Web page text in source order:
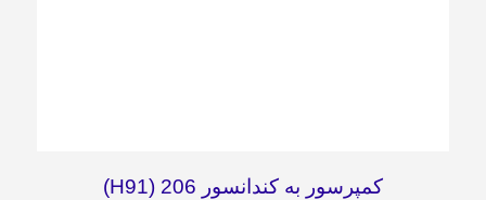
کمپرسور به کندانسور 206 (H91)